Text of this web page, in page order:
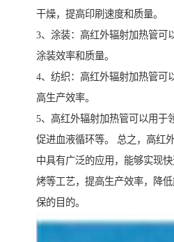
干燥，提高印刷速度和质量。
3、涂装：高红外辐射加热管可
涂装效率和质量。
4、纺织：高红外辐射加热管可
高生产效率。
5、高红外辐射加热管可以用于
促进血液循环等。 总之，高红
中具有广泛的应用，能够实现
烤等工艺，提高生产效率，降
保的目的。